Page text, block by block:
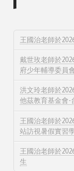
王國治老師於
戴世玫老師於
府少年輔導委員
洪文玲老師於
他茲教育基金會-
王國治老師於
站訪視暑假實習
王國治老師於
生